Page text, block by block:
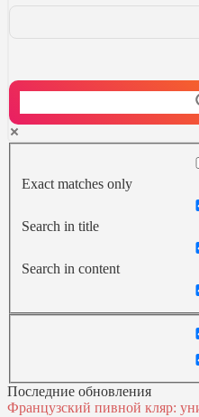
Exact matches only
Search in title
Search in content
Последние обновления
Французский пивной кляр: